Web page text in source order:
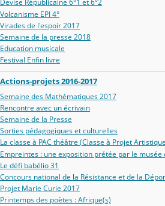
Devise Républicaine 6°1 et 6°2
Volcanisme EPI 4°
Virades de l'espoir 2017
Semaine de la presse 2018
Education musicale
Festival Enfin livre
Actions-projets 2016-2017
Semaine des Mathématiques 2017
Rencontre avec un écrivain
Semaine de la Presse
Sorties pédagogiques et culturelles
La classe à PAC théâtre (Classe à Projet
Empreintes : une exposition prétée par le musée
Le défi babélio 31
Concours national de la Résistance et de la
Projet Marie Curie 2017
Printemps des poètes : Afrique(s)